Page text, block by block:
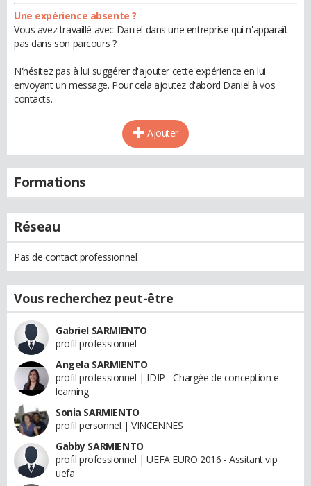
Une expérience absente ?
Vous avez travaillé avec Daniel dans une entreprise qui n'apparaît
pas dans son parcours ?
N'hésitez pas à lui suggérer d'ajouter cette expérience en lui
envoyant un message. Pour cela ajoutez d'abord Daniel à vos
contacts.
Ajouter
Formations
Réseau
Pas de contact professionnel
Vous recherchez peut-être
Gabriel SARMIENTO
profil professionnel
Angela SARMIENTO
profil professionnel | IDIP - Chargée de conception e-
learning
Sonia SARMIENTO
profil personnel | VINCENNES
Gabby SARMIENTO
profil professionnel | UEFA EURO 2016 - Assitant vip
uefa